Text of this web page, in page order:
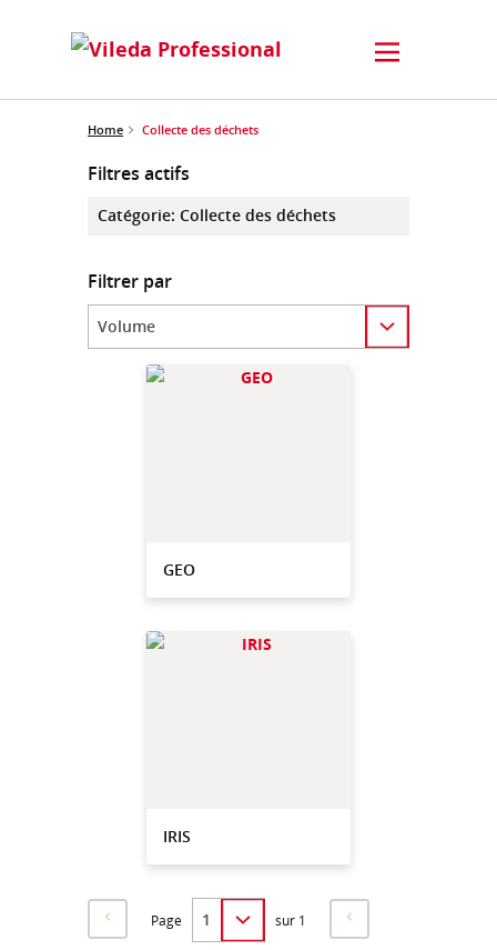
Home Collecte des déchets
Filtres actifs
Catégorie: Collecte des déchets
Filtrer par
Category
GEO
IRIS
Page sur 1